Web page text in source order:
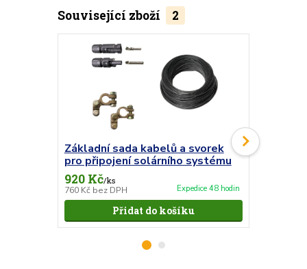
Související zboží 2
Základní sada kabelů a svorek
pro připojení solárního systému
920 Kč/ks
760 Kč bez DPH Expedice 48 hodin
Přidat do košíku
Střešní